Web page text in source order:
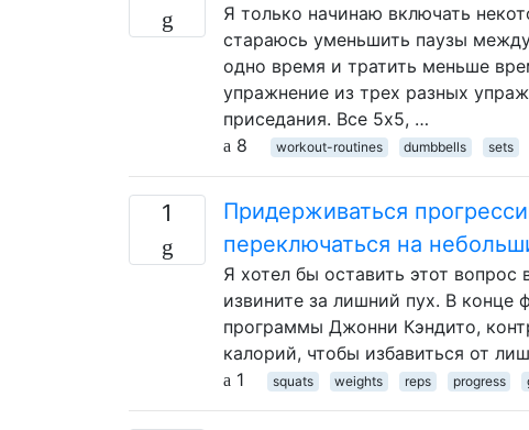
Я только начинаю включать
стараюсь уменьшить паузы
одно время и тратить меньше
упражнение из трех разных
приседания. Все 5х5, …
8
workout-routines dumbbells sets
1
Придерживаться
переключаться на
Я хотел бы оставить этот вопрос
извините за лишний пух. В конце
программы Джонни Кэндито,
калорий, чтобы избавиться от
1
squats weights reps progress